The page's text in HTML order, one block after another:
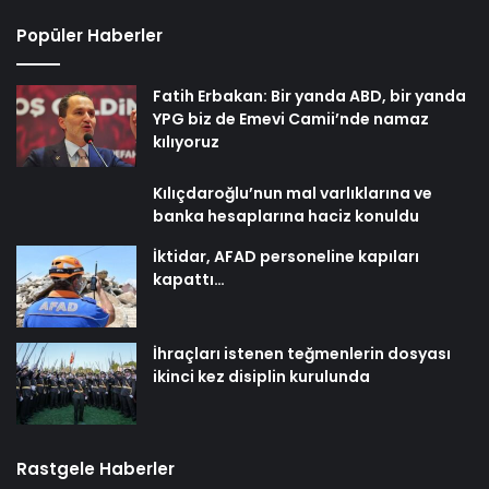
Popüler Haberler
Fatih Erbakan: Bir yanda ABD, bir yanda
YPG biz de Emevi Camii’nde namaz
kılıyoruz
Kılıçdaroğlu’nun mal varlıklarına ve
banka hesaplarına haciz konuldu
İktidar, AFAD personeline kapıları
kapattı…
İhraçları istenen teğmenlerin dosyası
ikinci kez disiplin kurulunda
Rastgele Haberler